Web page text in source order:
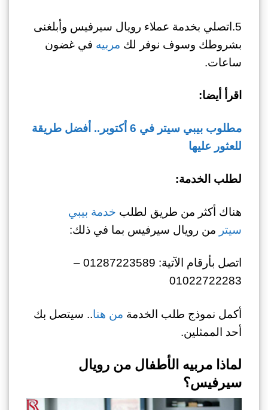
5.اتصلي بخدمة عملاء رويال سيرفيس وأبلغنى
بشروطك وسوف نوفر لك مربيه في غضون
ساعات.
اقرأ أيضا:
مطلوب بيبي سيتر في 6 أكتوبر.. أفضل طريقة
للعثور عليها
لطلب الخدمة:
هناك أكثر من طريق لطلب خدمة بيبي
سيتر من رويال سيرفيس بما في ذلك:
اتصل بأرقام الآتية: 01287223589 –
01022722283
أكمل نموذج طلب الخدمة من هنا.. سيتصل بك
أحد الممثلين.
لماذا مربيه الأطفال من رويال
سيرفيس؟